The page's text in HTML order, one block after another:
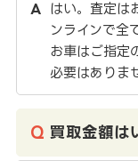
はい。査定は
ンラインで全
お車はご指定
必要はありま
買取金額は